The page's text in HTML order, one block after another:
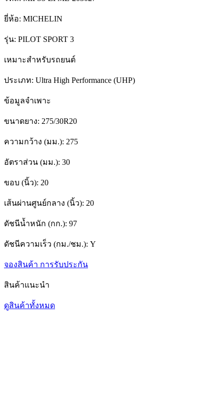
ยี่ห้อ: MICHELIN
รุ่น: PILOT SPORT 3
เหมาะสำหรับรถยนต์
ประเภท: Ultra High Performance (UHP)
ข้อมูลจำเพาะ
ขนาดยาง: 275/30R20
ความกว้าง (มม.): 275
อัตราส่วน (มม.): 30
ขอบ (นิ้ว): 20
เส้นผ่านศูนย์กลาง (นิ้ว): 20
ดัชนีน้ำหนัก (กก.): 97
ดัชนีความเร็ว (กม./ชม.): Y
จองสินค้า การรับประกัน
สินค้าแนะนำ
ดูสินค้าทั้งหมด